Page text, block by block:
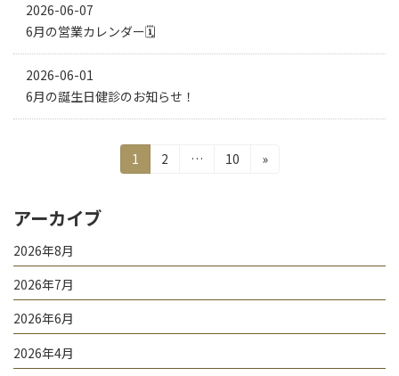
2026-06-07
6月の営業カレンダー🗓
2026-06-01
6月の誕生日健診のお知らせ！
ー
送
り
固
定
1
固
2 …
固
10 »
アーカイブ
2026年8月
2026年7月
2026年6月
2026年4月